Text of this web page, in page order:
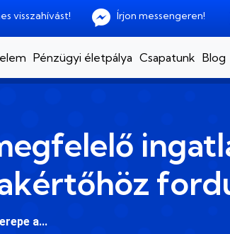
visszahívást! Írjon messengeren!
Pénzügyi életpálya Csapatunk Blog
a...